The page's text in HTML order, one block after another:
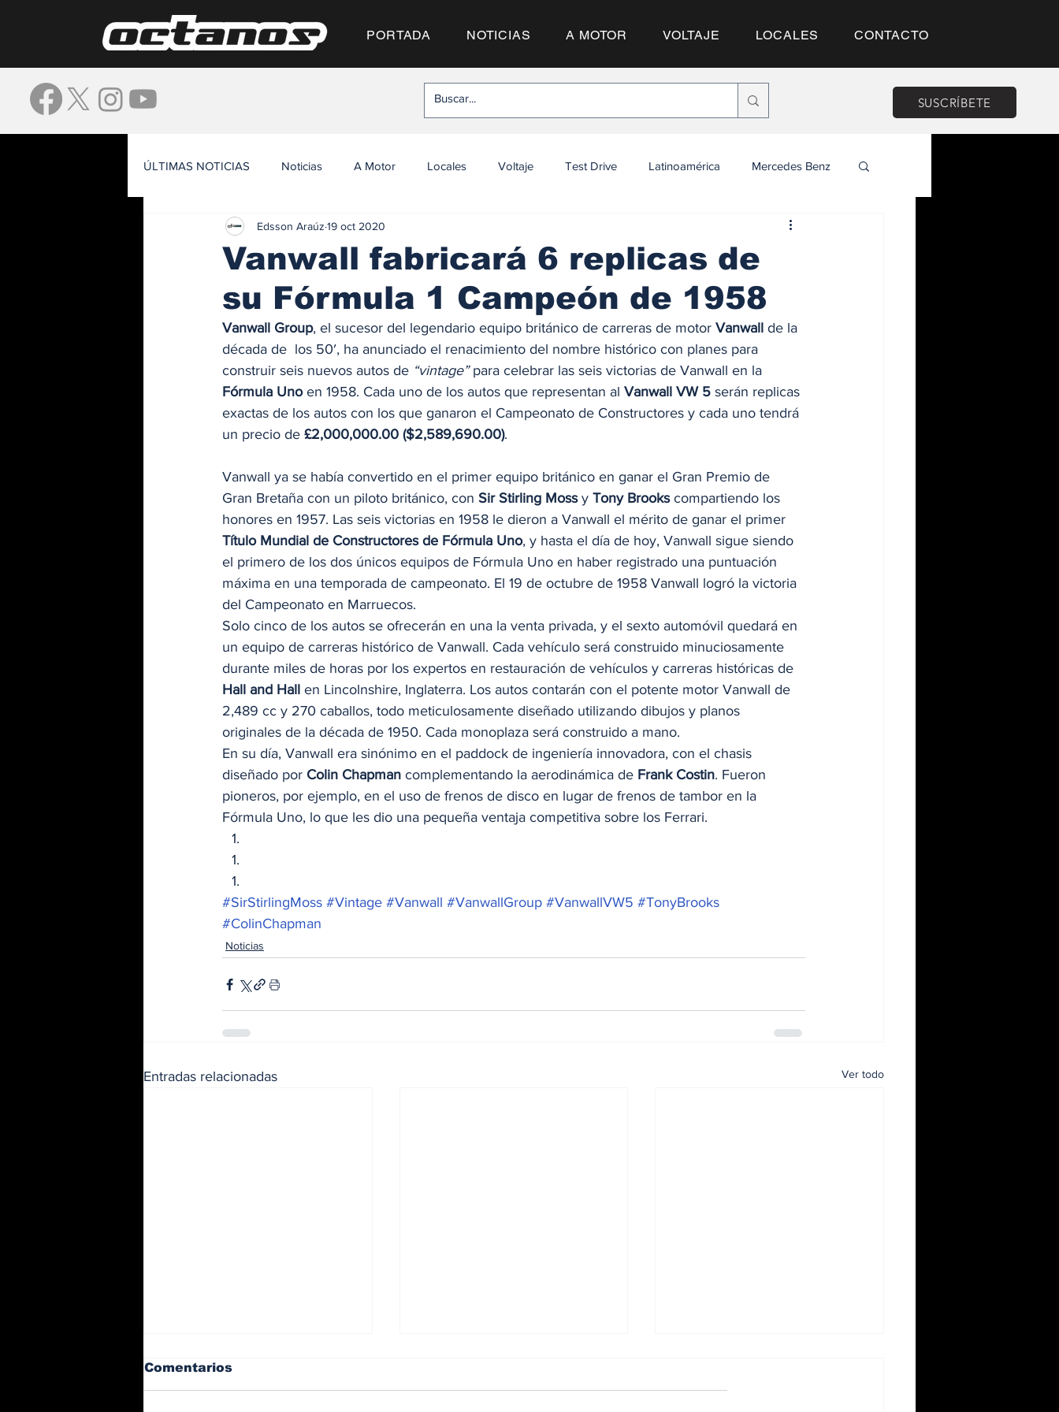
PORTADA NOTICIAS A MOTOR VOLTAJE LOCALES CONTACTO
SUSCRÍBETE
ÚLTIMAS NOTICIAS Noticias A Motor Locales Voltaje Test Drive Latinoamérica Mercedes Benz
Vanwall fabricará 6 replicas de
su Fórmula 1 Campeón de 1958
Edsson Araúz 19 oct 2020
Vanwall Group, el sucesor del legendario equipo británico de carreras de motor Vanwall de la
década de  los 50′, ha anunciado el renacimiento del nombre histórico con planes para
construir seis nuevos autos de “vintage” para celebrar las seis victorias de Vanwall en la
Fórmula Uno en 1958. Cada uno de los autos que representan al Vanwall VW 5 serán replicas
exactas de los autos con los que ganaron el Campeonato de Constructores y cada uno tendrá
un precio de £2,000,000.00 ($2,589,690.00).
Vanwall ya se había convertido en el primer equipo británico en ganar el Gran Premio de
Gran Bretaña con un piloto británico, con Sir Stirling Moss y Tony Brooks compartiendo los
honores en 1957. Las seis victorias en 1958 le dieron a Vanwall el mérito de ganar el primer
Título Mundial de Constructores de Fórmula Uno, y hasta el día de hoy, Vanwall sigue siendo
el primero de los dos únicos equipos de Fórmula Uno en haber registrado una puntuación
máxima en una temporada de campeonato. El 19 de octubre de 1958 Vanwall logró la victoria
del Campeonato en Marruecos.
Solo cinco de los autos se ofrecerán en una la venta privada, y el sexto automóvil quedará en
un equipo de carreras histórico de Vanwall. Cada vehículo será construido minuciosamente
durante miles de horas por los expertos en restauración de vehículos y carreras históricas de
Hall and Hall en Lincolnshire, Inglaterra. Los autos contarán con el potente motor Vanwall de
2,489 cc y 270 caballos, todo meticulosamente diseñado utilizando dibujos y planos
originales de la década de 1950. Cada monoplaza será construido a mano.
En su día, Vanwall era sinónimo en el paddock de ingeniería innovadora, con el chasis
diseñado por Colin Chapman complementando la aerodinámica de Frank Costin. Fueron
pioneros, por ejemplo, en el uso de frenos de disco en lugar de frenos de tambor en la
Fórmula Uno, lo que les dio una pequeña ventaja competitiva sobre los Ferrari.
#SirStirlingMoss #Vintage #Vanwall #VanwallGroup #VanwallVW5 #TonyBrooks
#ColinChapman
Noticias
Entradas relacionadas Ver todo
Comentarios